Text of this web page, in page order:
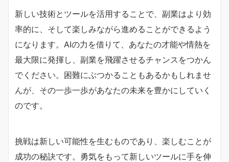
新しい技術とツールを活用することで、副業はより効
率的に、そして楽しみながら進めることができるよう
になります。AIの力を借りて、あなたの才能や情熱を
最大限に発揮し、副業を飛躍させるチャンスをつかん
でください。困難にぶつかることもあるかもしれませ
んが、その一歩一歩があなたの未来を豊かにしていく
のです。
挑戦は新しい可能性を生むものであり、楽しむことが
成功の秘訣です。勇気をもって新しいツールに手を伸